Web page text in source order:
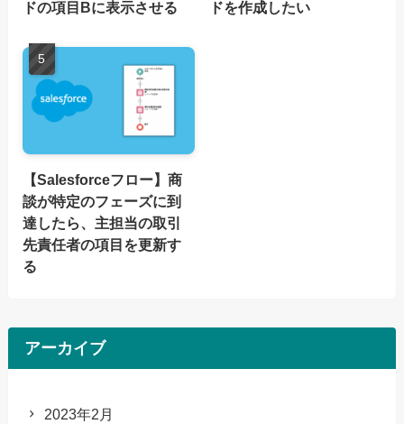
ドの項目Bに表示させる
ドを作成したい
【Salesforceフロー】商
談が特定のフェーズに到
達したら、主担当の取引
先責任者の項目を更新す
る
アーカイブ
2023年2月